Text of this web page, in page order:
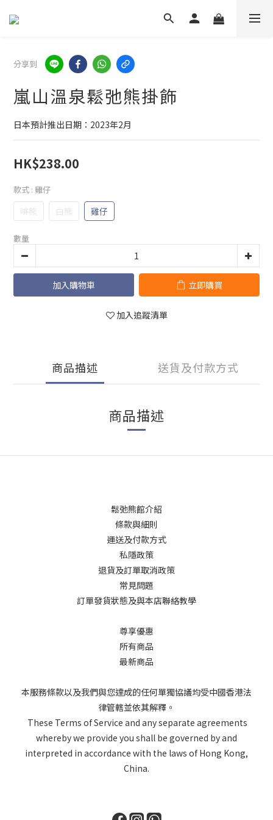
分享到
嵐山溫泉鬆弛熊掛飾
日本預計推出日期：2023年2月
HK$238.00
款式 : 雞仔
啡熊 白熊 雞仔
數量
加入購物車 立即購買
加入追蹤清單
商品描述 送貨及付款方式
商品描述
鬆弛熊館介紹
條款與細則
運送及付款方式
私隱政策
退貨及訂單取消政策
常見問題
訂單發貨狀態及與本店聯絡教學
尊享優惠
所有商品
最新商品
本服務條款以及我們與您達成的任何單獨協議均受中國香港法
律管轄並依其解釋。
These Terms of Service and any separate agreements
whereby we provide you shall be governed by and
interpreted in accordance with the laws of Hong Kong,
China.